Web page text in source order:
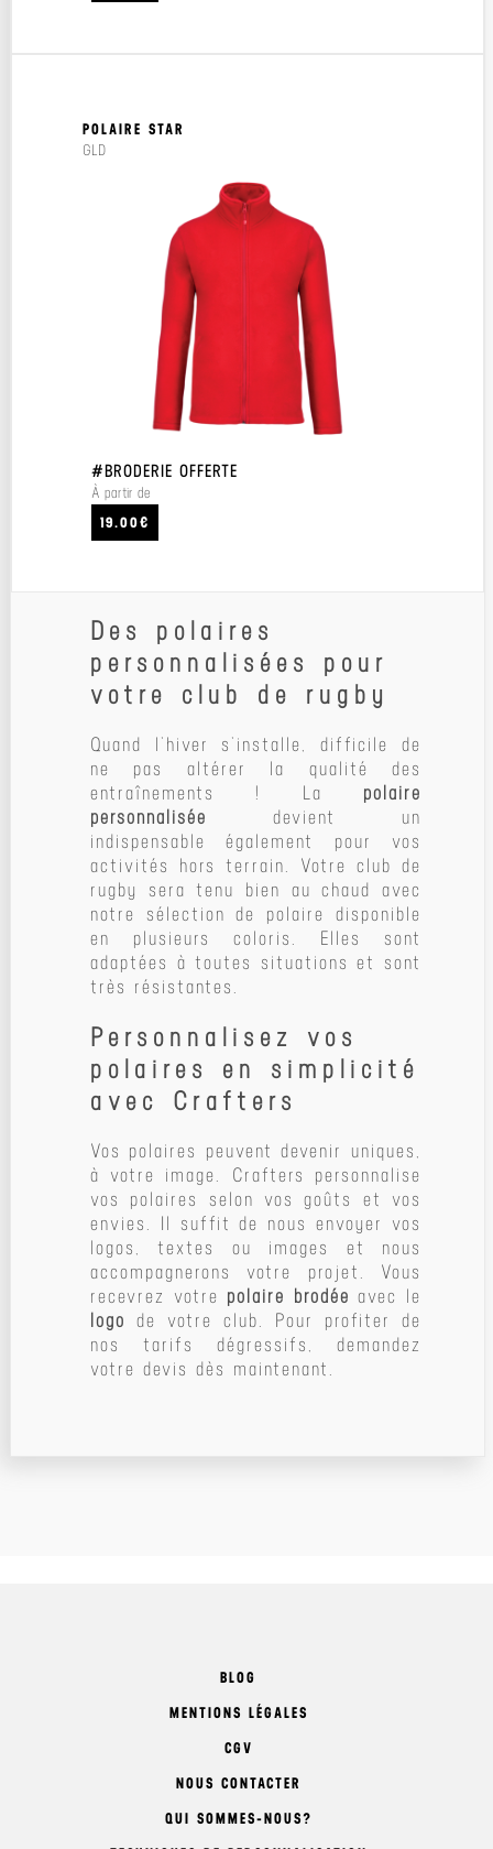
POLAIRE STAR
GLD
#BRODERIE OFFERTE
À partir de
19.00€
Des polaires
personnalisées pour
votre club de rugby
Quand l’hiver s’installe, difficile de
ne pas altérer la qualité des
entraînements ! La polaire
personnalisée devient un
indispensable également pour vos
activités hors terrain. Votre club de
rugby sera tenu bien au chaud avec
notre sélection de polaire disponible
en plusieurs coloris. Elles sont
adaptées à toutes situations et sont
très résistantes.
Personnalisez vos
polaires en simplicité
avec Crafters
Vos polaires peuvent devenir uniques,
à votre image. Crafters personnalise
vos polaires selon vos goûts et vos
envies. Il suffit de nous envoyer vos
logos, textes ou images et nous
accompagnerons votre projet. Vous
recevrez votre polaire brodée avec le
logo de votre club. Pour profiter de
nos tarifs dégressifs, demandez
votre devis dès maintenant.
BLOG
MENTIONS LÉGALES
CGV
NOUS CONTACTER
QUI SOMMES-NOUS?